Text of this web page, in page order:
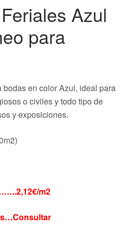
Azul
para
bodas en color Azul, ideal para
o civiles y todo tipo de
y exposiciones.
m2